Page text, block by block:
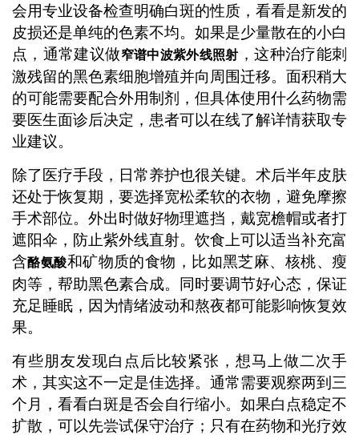
会用专业设备检查明确白斑的性质，看看是新发的
皮损还是单纯的色素不均。如果是少量散在的小白
点，通常建议做窄谱中波紫外线照射 ，这种治疗能刺
激残留的黑色素细胞增殖并向周围迁移。面积稍大
的可能需要配合外用制剂，但具体使用什么药物需
要医生面诊后决定，患者可以在线了解详情获取专
业建议。
除了医疗手段，日常养护也很关键。术后半年皮肤
还处于恢复期，要选择宽松柔软的衣物，避免摩擦
手术部位。外出时做好物理遮挡，戴宽檐帽或者打
遮阳伞，防止紫外线直射。饮食上可以适当补充富
含酪氨酸和矿物质的食物，比如黑芝麻、核桃、瘦
肉等，帮助黑色素合成。同时要调节好心态，保证
充足睡眠，因为情绪波动和熬夜都可能影响恢复效
果。
有些朋友发现白点后比较紧张，想马上做二次手
术，其实这不一定是佳选择。通常需要观察两到三
个月，看看白斑是否会自行缩小。如果白点稳定不
扩散，可以先尝试保守治疗；只有在药物和光疗效